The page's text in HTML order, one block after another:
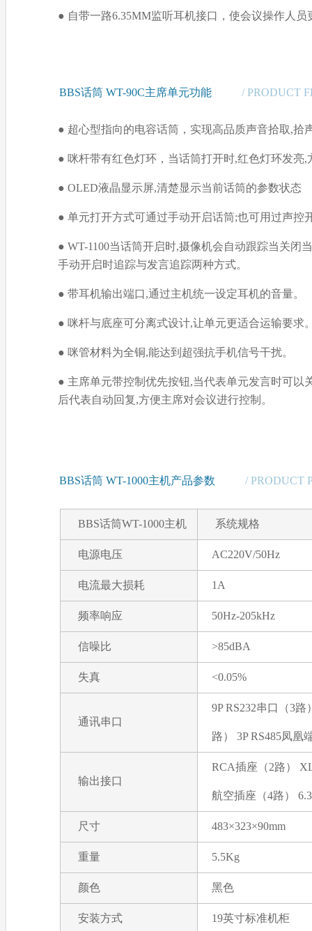
● 自带一路6.35MM监听耳机接口，使会议操作人员
BBS话筒 WT-90C主席单元功能 / PRODUCT
● 超心型指向的电容话筒，实现高品质声音拾取,
● 咪杆带有红色灯环，当话筒打开时,红色灯环发亮,
● OLED液晶显示屏,清楚显示当前话筒的参数状态
● 单元打开方式可通过手动开启话筒;也可用过声控开启
● WT-1100当话筒开启时,摄像机会自动跟踪当关闭
手动开启时追踪与发言追踪两种方式。
● 带耳机输出端口,通过主机统一设定耳机的音量。
● 咪杆与底座可分离式设计,让单元更适合运输要求
● 咪管材料为全铜,能达到超强抗手机信号干扰。
● 主席单元带控制优先按钮,当代表单元发言时可以
后代表自动回复,方便主席对会议进行控制。
BBS话筒 WT-1000主机产品参数 / PRODUCT
BBS话筒WT-1000主机 系统规格
电源电压 AC220V/50Hz
电流最大损耗 1A
频率响应 50Hz-205kHz
信噪比 >85dBA
失真 <0.05%
通讯串口
9P RS232串口（3路
路） 3P RS485凤凰
输出接口
RCA插座（2路）
航空插座（4路）
尺寸 483×323×90mm
重量 5.5Kg
颜色 黑色
安装方式 19英寸标准机柜